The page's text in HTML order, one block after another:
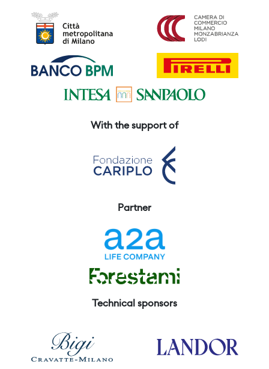
With the support of
Partner
Technical sponsors